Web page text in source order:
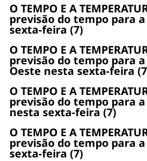
O TEMPO E A
previsão do tempo para
sexta-feira (7)
O TEMPO E A
previsão do tempo para
Oeste nesta sexta-feira
O TEMPO E A
previsão do tempo para
nesta sexta-feira (7)
O TEMPO E A
previsão do tempo para
sexta-feira (7)